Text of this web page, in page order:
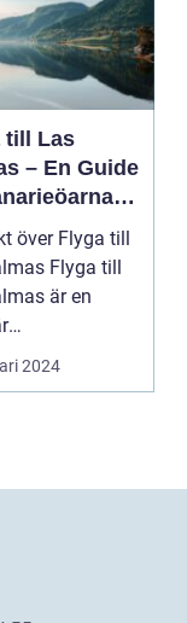
till Las
– En Guide
över Flyga till
Flyga till
är en
2024